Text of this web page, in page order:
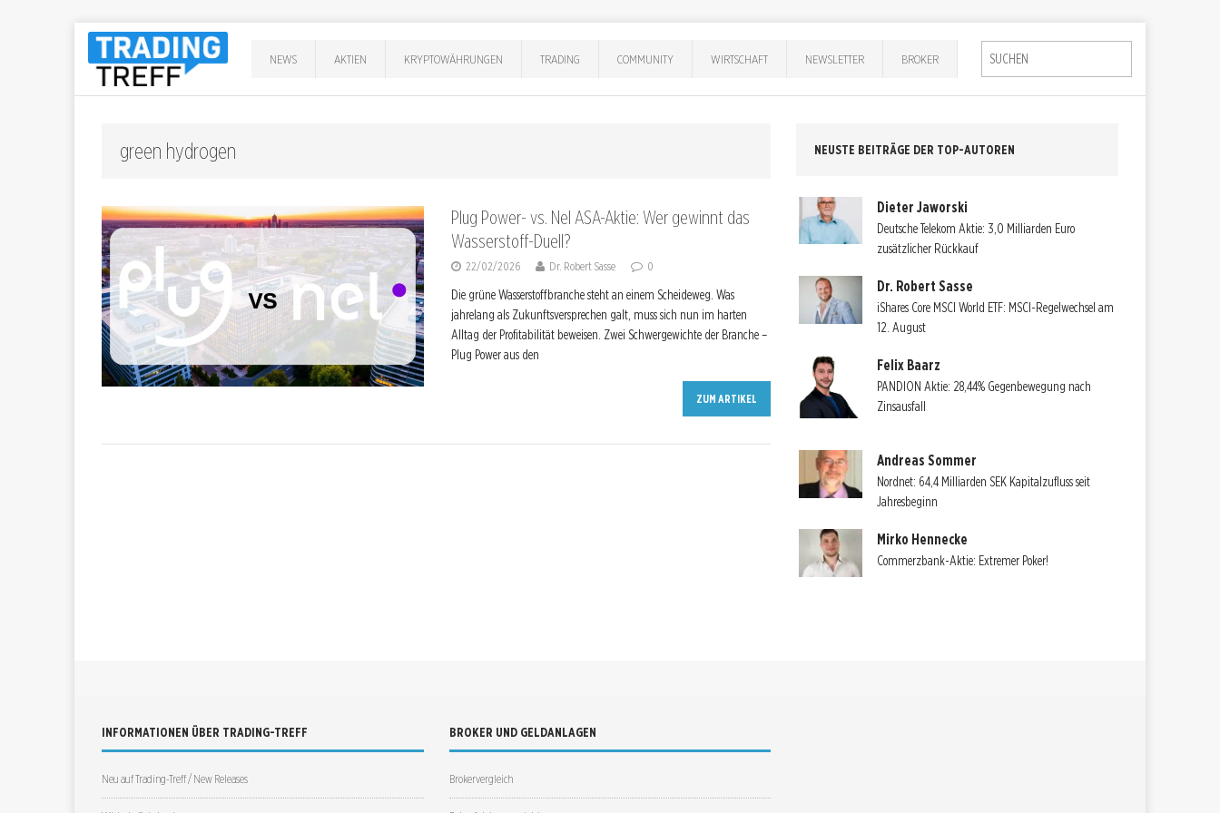
NEWS AKTIEN KRYPTOWÄHRUNGEN TRADING COMMUNITY WIRTSCHAFT NEWSLETTER BROKER
green hydrogen
Plug Power- vs. Nel ASA-Aktie: Wer gewinnt das
Wasserstoff-Duell?
22/02/2026 Dr. Robert Sasse 0
Die grüne Wasserstoffbranche steht an einem Scheideweg. Was
jahrelang als Zukunftsversprechen galt, muss sich nun im harten
Alltag der Profitabilität beweisen. Zwei Schwergewichte der Branche –
Plug Power aus den
ZUM ARTIKEL
NEUSTE BEITRÄGE DER TOP-AUTOREN
Dieter Jaworski
Deutsche Telekom Aktie: 3,0 Milliarden Euro
zusätzlicher Rückkauf
Dr. Robert Sasse
iShares Core MSCI World ETF: MSCI-Regelwechsel am
12. August
Felix Baarz
PANDION Aktie: 28,44% Gegenbewegung nach
Zinsausfall
Andreas Sommer
Nordnet: 64,4 Milliarden SEK Kapitalzufluss seit
Jahresbeginn
Mirko Hennecke
Commerzbank-Aktie: Extremer Poker!
INFORMATIONEN ÜBER TRADING-TREFF
Neu auf Trading-Treff / New Releases
BROKER UND GELDANLAGEN
Brokervergleich